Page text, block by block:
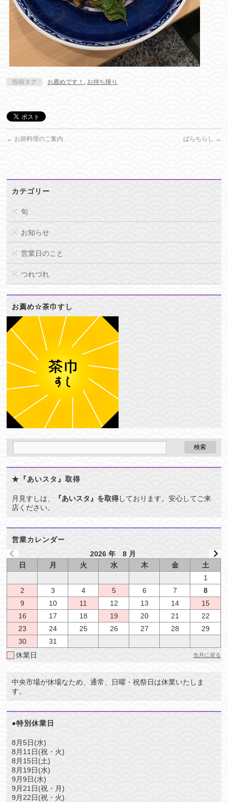
投稿タグ お薦めです！ , お持ち帰り
← お節料理のご案内 ばらちらし →
カテゴリー
旬
お知らせ
営業日のこと
つれづれ
お薦め☆茶巾すし
★『あいスタ』取得
月見すしは、 『あいスタ』を取得しております。安心してご来
店ください。
営業カレンダー
2026 年 8 月
日
月 火 水 木 金
土
1
2
3 4 5 6 7
8
9
10 11 12 13 14
15
16
17 18 19 20 21
22
23
24 25 26 27 28
29
30
31
休業日
当月に戻る
中央市場が休場なため、通常、日曜・祝祭日は休業いたしま
す。
●特別休業日
8月5日(水)
8月11日(祝・火)
8月15日(土)
8月19日(水)
9月9日(水)
9月21日(祝・月)
9月22日(祝・火)